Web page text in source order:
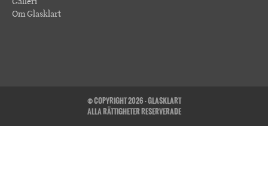
Om Glasklart
© COPYRIGHT 2026 - GLASKLART
ALLA RÄTTIGHETER RESERVERADE